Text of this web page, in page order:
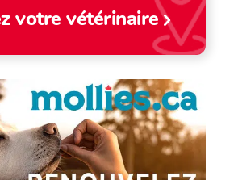
votre vétérinaire